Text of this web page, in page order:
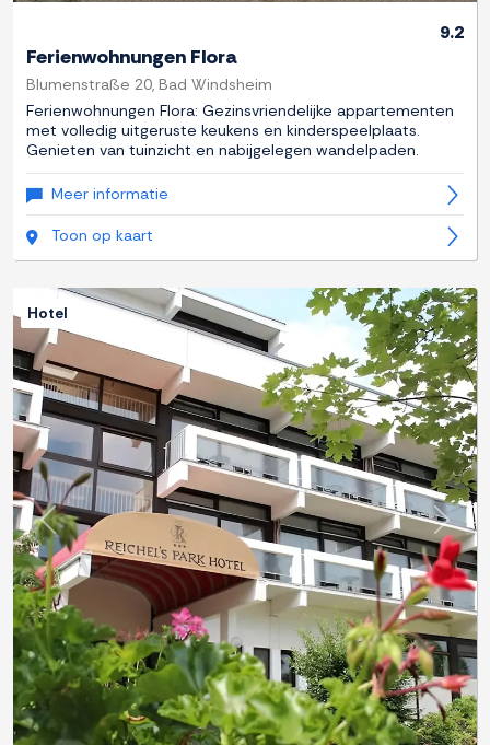
9.2
Ferienwohnungen Flora
Blumenstraße 20, Bad Windsheim
Ferienwohnungen Flora: Gezinsvriendelijke appartementen
met volledig uitgeruste keukens en kinderspeelplaats.
Genieten van tuinzicht en nabijgelegen wandelpaden.
Meer informatie
Toon op kaart
Previous Next
Hotel